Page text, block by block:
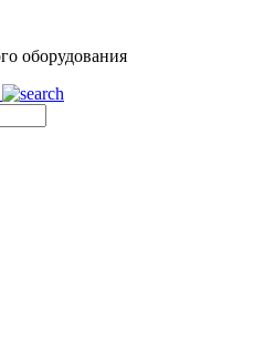
оборудования